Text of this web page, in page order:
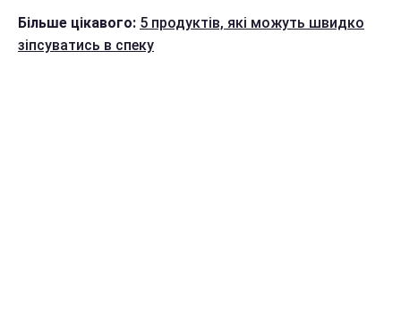
Більше цікавого: 5 продуктів, які можуть швидко
зіпсуватись в спеку